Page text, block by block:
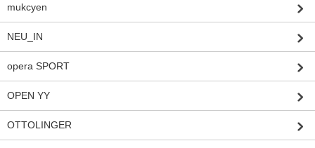
mukcyen
NEU_IN
opera SPORT
OPEN YY
OTTOLINGER